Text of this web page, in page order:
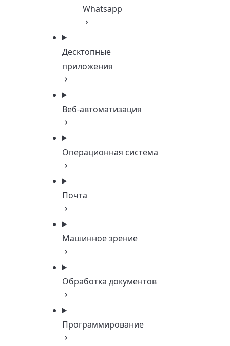
Whatsapp
Десктопные
приложения
Веб-автоматизация
Операционная система
Почта
Машинное зрение
Обработка документов
Программирование